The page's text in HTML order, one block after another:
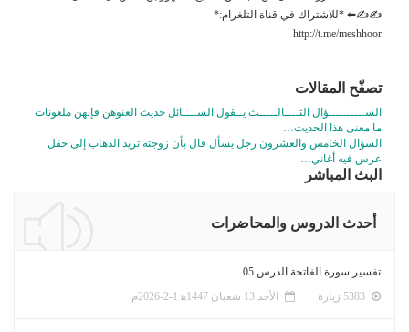
✍✍⬅ *للاشتراك في قناة التلغرام:*
http://t.me/meshhoor
تصفّح المقالات
الســــــــــؤال الثــــالـــــث يــقول الســــائل حديث العنوهن فإنهن ملعونات
ما معنى هذا الحديث…
السؤال الخامس والعشرون رجل يسأل قال بأن زوجته تريد الذهاب إلى حفل
عرس فيه أغاني…
البث المباشر
أحدث الدروس والمحاضرات
تفسير سورة الفاتحة الدرس 05
الأحد 13 شعبان 1447ﻫ 1-2-2026م